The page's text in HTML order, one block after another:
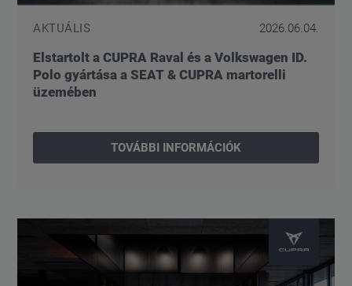
AKTUÁLIS 2026.06.04.
Elstartolt a CUPRA Raval és a Volkswagen ID.
Polo gyártása a SEAT & CUPRA martorelli
üzemében
TOVÁBBI INFORMÁCIÓK